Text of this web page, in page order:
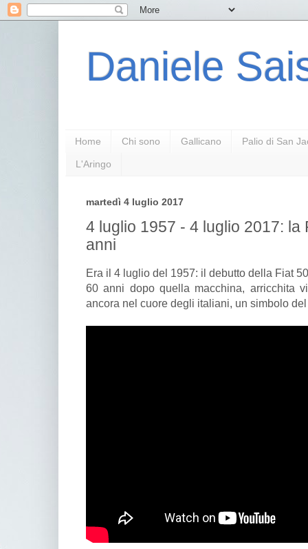
Daniele
Home Chi sono Gallicano Palio di San
L'Aringo
martedì 4 luglio 2017
4 luglio 1957 - 4 luglio 2017: la
anni
Era il 4 luglio del 1957: il debutto della Fiat
60 anni dopo quella macchina, arricchita
ancora nel cuore degli italiani, un simbolo